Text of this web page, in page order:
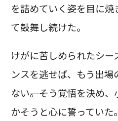
を詰めていく姿を目に
て鼓舞し続けた。
けがに苦しめられたシ
ンスを逃せば、もう出
ない――。そう覚悟を決め
かそうと心に誓っていた